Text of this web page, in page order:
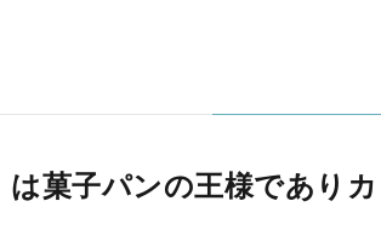
菓子パンの王様でありカ